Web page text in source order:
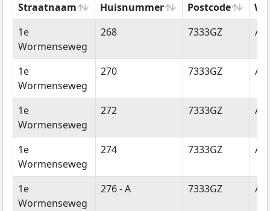
Straatnaam Huisnummer Postcode
Straatnaam
Huisnummer Postcode
1e
Wormenseweg
268 7333GZ
1e
Wormenseweg
270 7333GZ
1e
Wormenseweg
272 7333GZ
1e
Wormenseweg
274 7333GZ
1e
Wormenseweg
276 - A 7333GZ